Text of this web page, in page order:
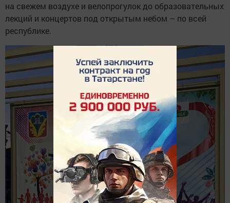
на свежем воздухе и велопрогулок до образовательных
лекций и концертов под открытым небом – по всей
республике.